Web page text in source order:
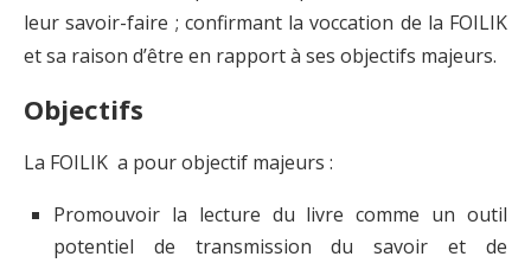
leur savoir-faire ; confirmant la voccation de la FOILIK
et sa raison d’être en rapport à ses objectifs majeurs.
Objectifs
La FOILIK a pour objectif majeurs :
Promouvoir la lecture du livre comme un outil
potentiel de transmission du savoir et de